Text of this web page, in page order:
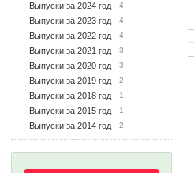
Выпуски за 2024 год 4
Выпуски за 2023 год 4
Выпуски за 2022 год 4
Выпуски за 2021 год 3
Выпуски за 2020 год 3
Выпуски за 2019 год 2
Выпуски за 2018 год 1
Выпуски за 2015 год 1
Выпуски за 2014 год 2